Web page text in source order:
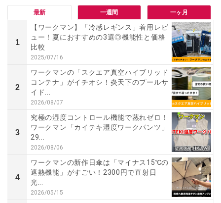
最新 一週間 一ヶ月
1
【ワークマン】「冷感レギンス」着用レビ
ュー！夏におすすめの3選◎機能性と価格
比較
2025/07/16
2
ワークマンの「スクエア真空ハイブリッド
コンテナ」がイチオシ！炎天下のプールサ
イド...
2026/08/07
3
究極の湿度コントロール機能で蒸れゼロ！
ワークマン「カイテキ湿度ワークパンツ」
29...
2026/08/06
4
ワークマンの新作日傘は「マイナス15℃の
遮熱機能」がすごい！2300円で直射日
光...
2026/05/15